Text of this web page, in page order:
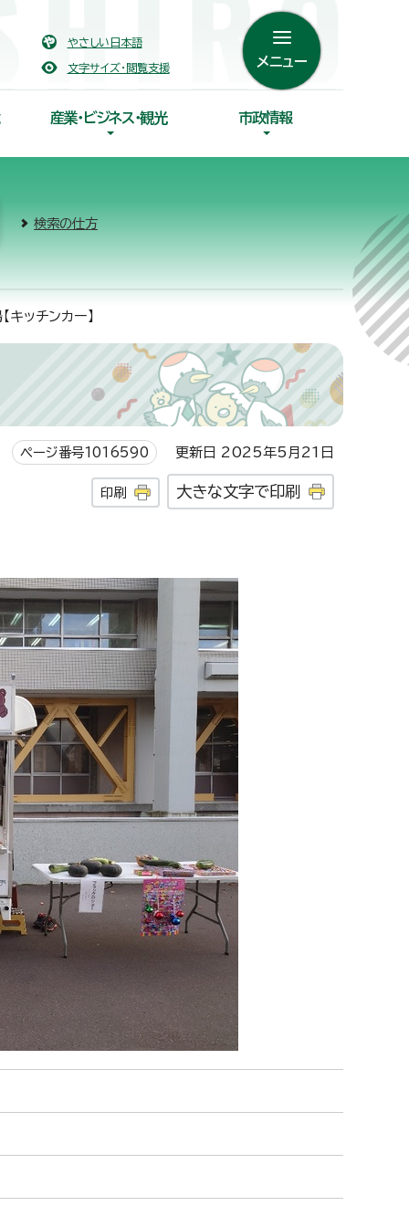
やさしい日本語
文字サイズ・閲覧支援 メニュー
産業・ビジネス・観光 市政情報
検索の仕方
ッチンカー】
ページ番号1016590 更新日 2025年5月21日
印刷 大きな文字で印刷